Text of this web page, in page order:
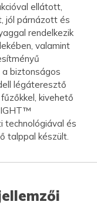
ellátott,
jól párnázott és
rendelkezik
valamint
biztonságos
légáteresztő
kivehető
technológiával és
talppal készült.